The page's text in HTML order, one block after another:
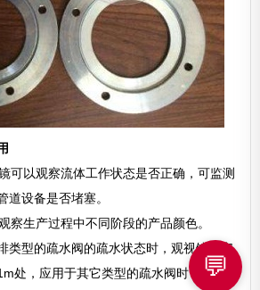
可以观察流体工作状态是否正确，可监测
道设备是否堵塞。
察生产过程中不同阶段的产品颜色。
类型的疏水阀的疏水状态时，观视镜应安
处，应用于其它类型的疏水阀时，观视
💬